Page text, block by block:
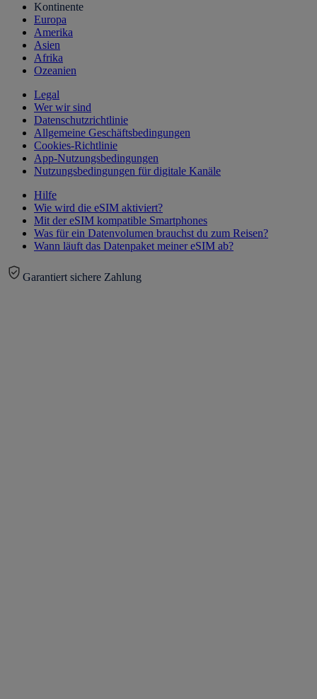
Kontinente
Europa
Amerika
Asien
Afrika
Ozeanien
Legal
Wer wir sind
Datenschutzrichtlinie
Allgemeine Geschäftsbedingungen
Cookies-Richtlinie
App-Nutzungsbedingungen
Nutzungsbedingungen für digitale Kanäle
Hilfe
Wie wird die eSIM aktiviert?
Mit der eSIM kompatible Smartphones
Was für ein Datenvolumen brauchst du zum Reisen?
Wann läuft das Datenpaket meiner eSIM ab?
Garantiert sichere Zahlung